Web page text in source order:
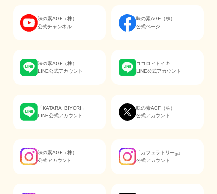
味の素AGF（株）
公式チャンネル
味の素AGF（株）
公式ページ
味の素AGF（株）
LINE公式アカウント
ココロヒトイキ
LINE公式アカウント
「KATARAI BIYORI」
LINE公式アカウント
味の素AGF（株）
公式アカウント
味の素AGF（株）
公式アカウント
「カフェラトリー® 」
公式アカウント